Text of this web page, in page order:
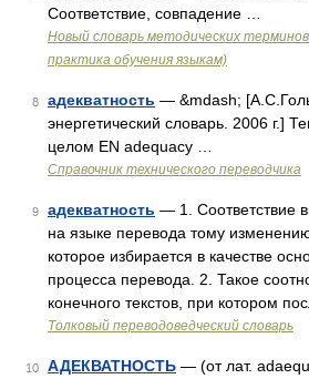
Соответствие, совпадение …
Новый словарь методических
практика обучения языкам)
8 адекватность — &mdash;
энергетический словарь. 2006 г.]
целом EN adequacy …
Справочник технического переводчика
9 адекватность — 1. Соответствие
на языке перевода тому изменению
которое избирается в качестве
процесса перевода. 2. Такое
конечного текстов, при котором
Толковый переводоведческий словарь
10 АДЕКВАТНОСТЬ — (от лат.